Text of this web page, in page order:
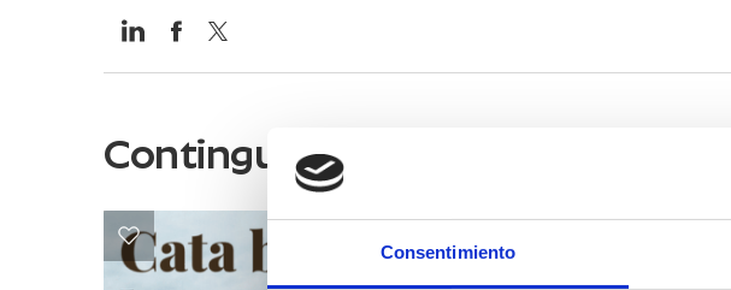
Consentimiento
Continguts relacionats